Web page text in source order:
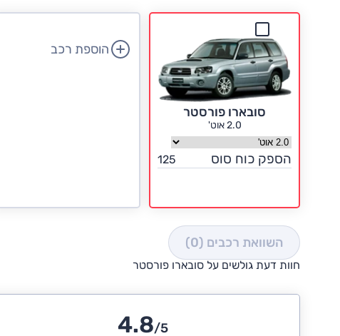
סובארו פורסטר
2.0 אוט'
בחר גרסה סובארו פורסטר
הספק כוח סוס 125
הוספת רכב
השוואת רכבים (0)
חוות דעת גולשים על סובארו פורסטר
4.8/5